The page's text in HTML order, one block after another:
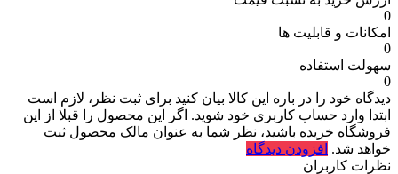
0
امکانات و قابلیت ها
0
سهولت استفاده
0
دیدگاه خود را در باره این کالا بیان کنید برای ثبت نظر، لازم است
ابتدا وارد حساب کاربری خود شوید. اگر این محصول را قبلا از این
فروشگاه خریده باشید، نظر شما به عنوان مالک محصول ثبت
خواهد شد. افزودن دیدگاه
نظرات کاربران